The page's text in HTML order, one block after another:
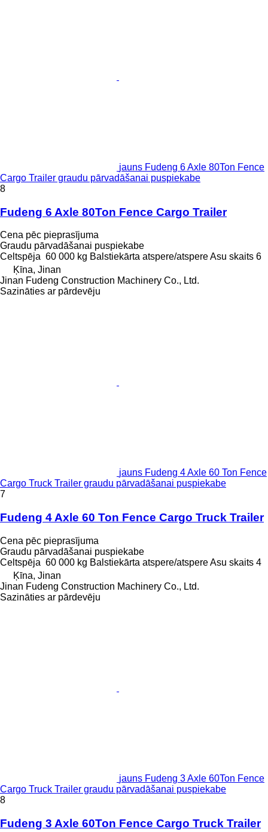
jauns Fudeng 6 Axle 80Ton Fence
Cargo Trailer graudu pārvadāšanai puspiekabe
8
Fudeng 6 Axle 80Ton Fence Cargo Trailer
Cena pēc pieprasījuma
Graudu pārvadāšanai puspiekabe
Celtspēja 60 000 kg Balstiekārta atspere/atspereAsu skaits 6
Ķīna, Jinan
Jinan Fudeng Construction Machinery Co., Ltd.
Sazināties ar pārdevēju
jauns Fudeng 4 Axle 60 Ton Fence
Cargo Truck Trailer graudu pārvadāšanai puspiekabe
7
Fudeng 4 Axle 60 Ton Fence Cargo Truck Trailer
Cena pēc pieprasījuma
Graudu pārvadāšanai puspiekabe
Celtspēja 60 000 kg Balstiekārta atspere/atspereAsu skaits 4
Ķīna, Jinan
Jinan Fudeng Construction Machinery Co., Ltd.
Sazināties ar pārdevēju
jauns Fudeng 3 Axle 60Ton Fence
Cargo Truck Trailer graudu pārvadāšanai puspiekabe
8
Fudeng 3 Axle 60Ton Fence Cargo Truck Trailer